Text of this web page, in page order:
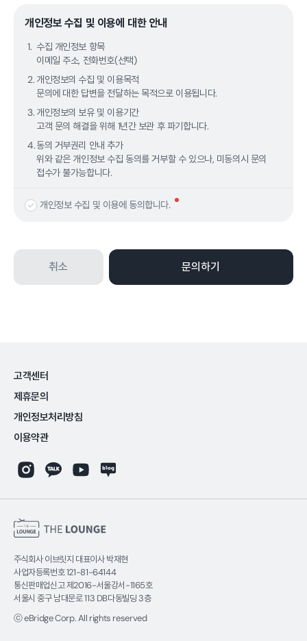
개인정보 수집 및 이용에 대한 안내
1. 수집 개인정보 항목
이메일 주소, 전화번호(선택)
2. 개인정보의 수집 및 이용목적
문의에 대한 답변을 전달하는 목적으로 이용됩니다.
3. 개인정보의 보유 및 이용기간
고객 문의 해결을 위해 1년간 보관 후 파기합니다.
4.동의 거부권리 안내 추가
위와 같은 개인정보 수집 동의를 거부할 수 있으나, 미동의시 문의
접수가 불가능합니다.
개인정보 수집 및 이용에 동의합니다.
취소 문의하기
고객센터
제휴문의
개인정보처리방침
이용약관
주식회사 이브릿지 대표이사 박재현
사업자등록번호 121-81-64144
통신판매업신고 제2016-서울강서-1165호
서울시 중구 남대문로 113 DB다동빌딩 3층
ⓒ eBridge Corp. All rights reserved